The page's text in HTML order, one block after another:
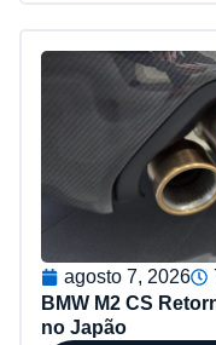
agosto 7, 2026
BMW M2 CS
no Japão